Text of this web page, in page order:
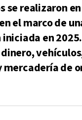
se realizaron
el marco de
en 2025.
mercadería de